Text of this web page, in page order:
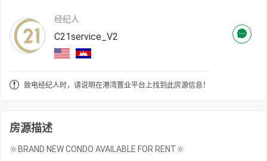
经纪人
C21service_V2
致电经纪人时，请说明在港湾置业平台上找到此房源信息！
房源描述
🔆BRAND NEW CONDO AVAILABLE FOR RENT🔆